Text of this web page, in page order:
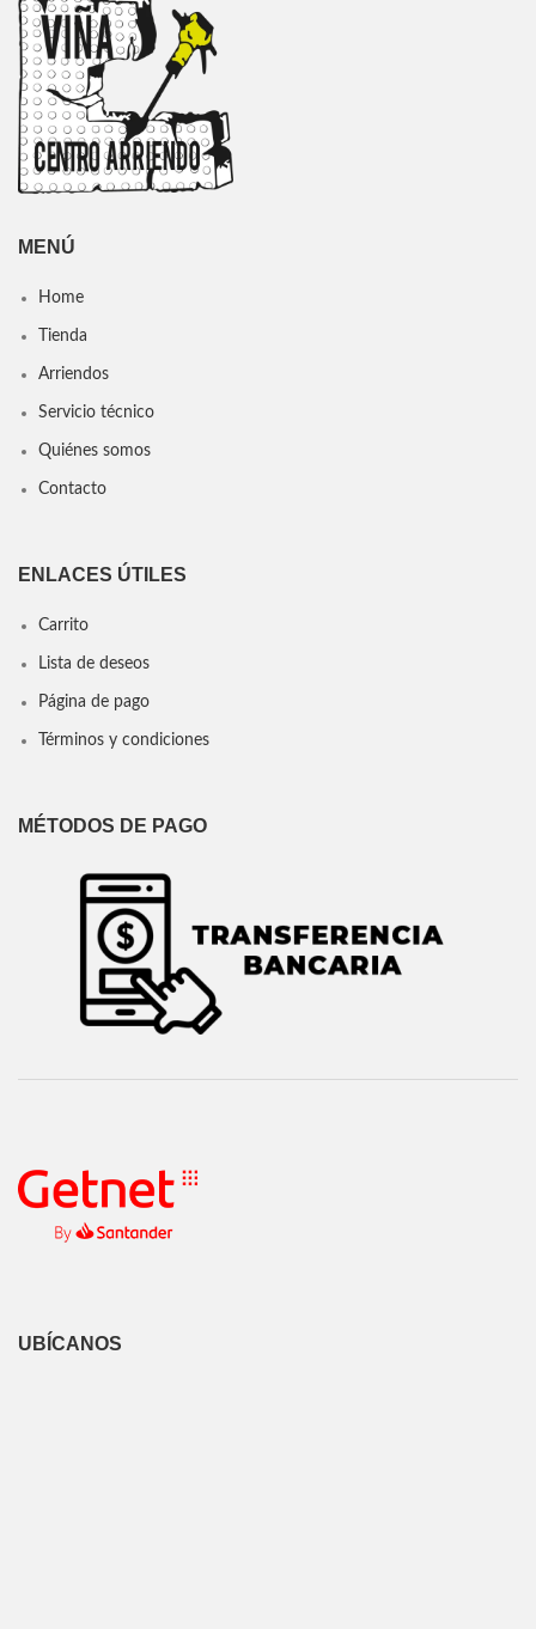
MENÚ
Home
Tienda
Arriendos
Servicio técnico
Quiénes somos
Contacto
ENLACES ÚTILES
Carrito
Lista de deseos
Página de pago
Términos y condiciones
MÉTODOS DE PAGO
UBÍCANOS